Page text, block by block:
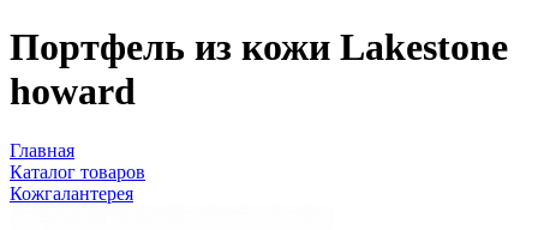
Портфель из кожи Lakestone
howard
Главная
Каталог товаров
Кожгалантерея